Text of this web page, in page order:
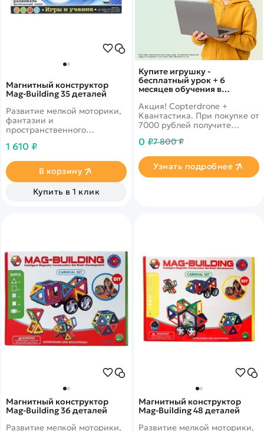
Купите игрушку -
бесплатный урок + 6
месяцев обучения в
Акция! Copterdrone +
Квантастика. При покупке от
7000 рублей получите
нашего партнера
0 ₽7 800 ₽
Узнать подробнее
Магнитный конструктор
Mag-Building 35 деталей
Развитие мелкой моторики,
фантазии и
пространственного
простота конструирования.
1 610 ₽
В корзину
Купить в 1 клик
Магнитный конструктор
Mag-Building 36 деталей
Развитие мелкой моторики,
Магнитный конструктор
Mag-Building 48 деталей
Развитие мелкой моторики,